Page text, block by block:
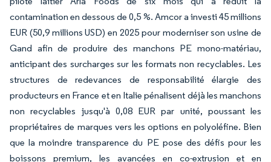
contamination en dessous de 0,5 %. Amcor a investi 45 millions
EUR (50,9 millions USD) en 2025 pour moderniser son usine de
Gand afin de produire des manchons PE mono-matériau,
anticipant des surcharges sur les formats non recyclables. Les
structures de redevances de responsabilité élargie des
producteurs en France et en Italie pénalisent déjà les manchons
non recyclables jusqu'à 0,08 EUR par unité, poussant les
propriétaires de marques vers les options en polyoléfine. Bien
que la moindre transparence du PE pose des défis pour les
boissons premium, les avancées en co-extrusion et en